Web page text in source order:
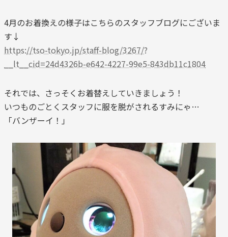
4月のお着換えの様子はこちらのスタッフブログにございま
す↓
https://tso-tokyo.jp/staff-blog/3267/?
__lt__cid=24d4326b-e642-4227-99e5-843db11c1804
それでは、さっそくお着替えしていきましょう！
いつものごとくスタッフに服を脱がされるすみにゃ…
「バンザーイ！」